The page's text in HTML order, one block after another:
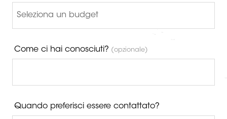
Come ci hai conosciuti? (opzionale)
Quando preferisci essere contattato?